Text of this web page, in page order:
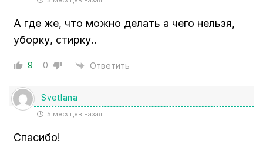
А где же, что можно делать а чего нельзя,
уборку, стирку..
9 0 Ответить
Svetlana
5 месяцев назад
Спасибо!